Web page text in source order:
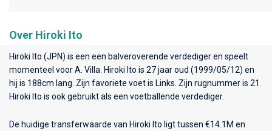
Over Hiroki Ito
Hiroki Ito (JPN) is een een balveroverende verdediger en speelt
momenteel voorA. Villa . Hiroki Ito is 27 jaar oud (1999/05/12) en
hij is 188cm lang. Zijn favoriete voet is Links. Zijn rugnummer is 21.
Hiroki Ito is ook gebruikt als een voetballende verdediger.
De huidige transferwaarde van Hiroki Ito ligt tussen €14.1M en